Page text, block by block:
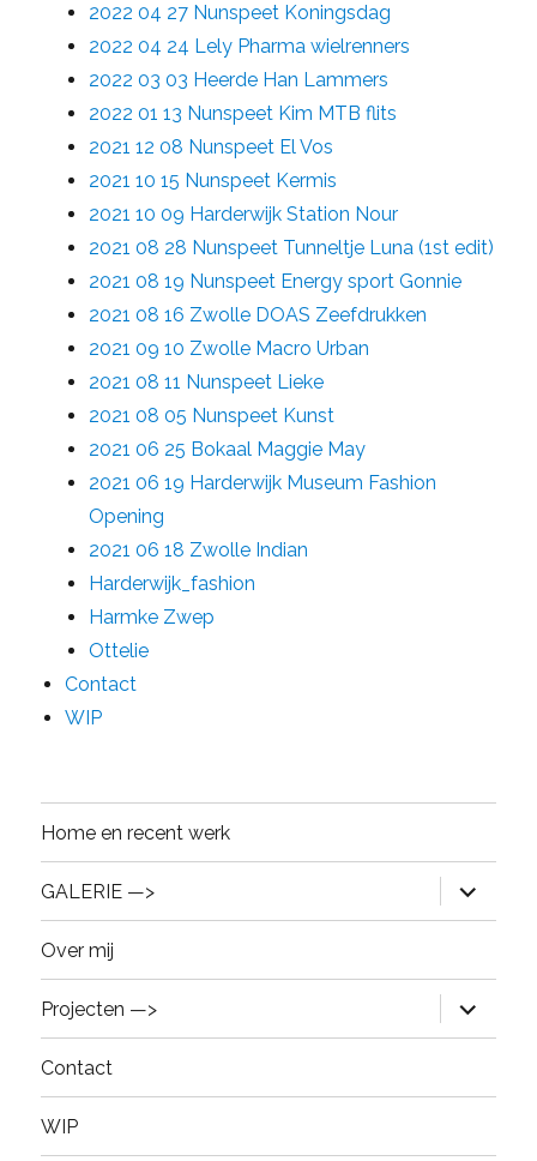
2022 04 27 Nunspeet Koningsdag
2022 04 24 Lely Pharma wielrenners
2022 03 03 Heerde Han Lammers
2022 01 13 Nunspeet Kim MTB flits
2021 12 08 Nunspeet El Vos
2021 10 15 Nunspeet Kermis
2021 10 09 Harderwijk Station Nour
2021 08 28 Nunspeet Tunneltje Luna (1st edit)
2021 08 19 Nunspeet Energy sport Gonnie
2021 08 16 Zwolle DOAS Zeefdrukken
2021 09 10 Zwolle Macro Urban
2021 08 11 Nunspeet Lieke
2021 08 05 Nunspeet Kunst
2021 06 25 Bokaal Maggie May
2021 06 19 Harderwijk Museum Fashion
Opening
2021 06 18 Zwolle Indian
Harderwijk_fashion
Harmke Zwep
Ottelie
Contact
WIP
Home en recent werk
GALERIE —>
expand
child
menu
Over mij
Projecten —>
expand
child
menu
Contact
WIP